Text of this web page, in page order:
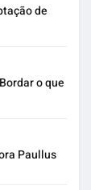
de
o que
Paullus